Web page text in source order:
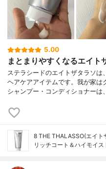
5.00
まとまりやすくなるエイト
ステラシードのエイトザタラソ
ヘアケアアイテムです。我が家は
シャンプー・コンディショナーは
8 THE THALASSO(エイト
リッチコート＆ハイモイ